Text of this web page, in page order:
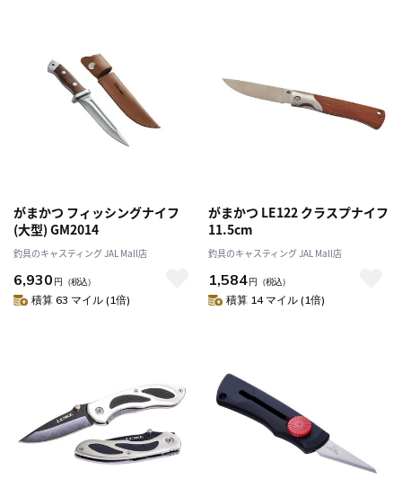
がまかつ フィッシングナイフ
(大型) GM2014
釣具のキャスティング JAL Mall店
6,930 円 （税込）
積算 63 マイル (1倍)
がまかつ LE122 クラスプナイフ
11.5cm
釣具のキャスティング JAL Mall店
1,584円 （税込）
積算 14 マイル (1倍)